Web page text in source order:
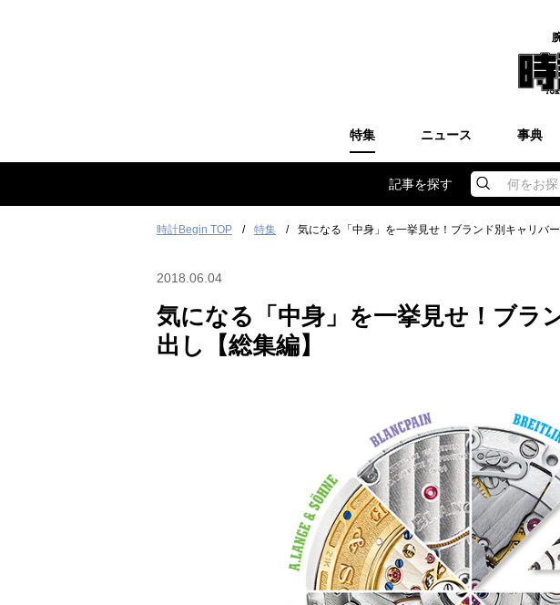
特集 ニュース 事典
記事を探す 何をお探
時計Begin TOP 特集 気になる「中身」を一挙見せ！ブランド別キャリバー
2018.06.04
気になる「中身」を一挙見せ！ブラ
出し【総集編】